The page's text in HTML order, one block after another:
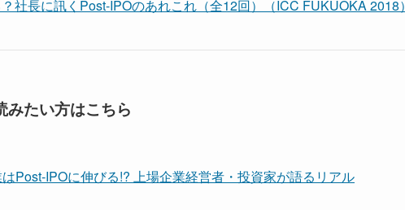
社長に訊くPost-IPOのあれこれ（全12回）（ICC FUKUOKA 2018）
みたい方はこちら
Post-IPOに伸びる!? 上場企業経営者・投資家が語るリアル